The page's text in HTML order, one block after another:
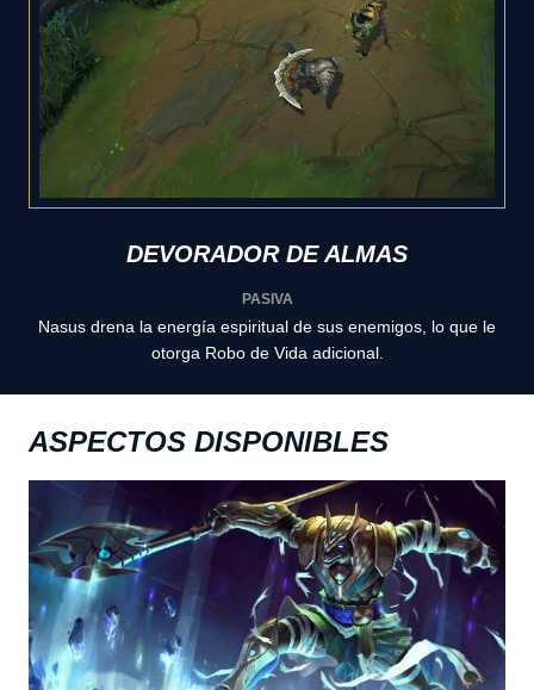
DEVORADOR DE ALMAS
PASIVA
Nasus drena la energía espiritual de sus enemigos, lo que le
otorga Robo de Vida adicional.
ASPECTOS DISPONIBLES